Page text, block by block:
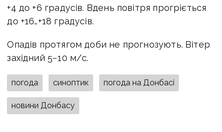
+4 до +6 градусів. Вдень повітря прогріється
до +16…+18 градусів.
Опадів протягом доби не прогнозують. Вітер
західний 5−10 м/с.
погода синоптик погода на Донбасі
новини Донбасу